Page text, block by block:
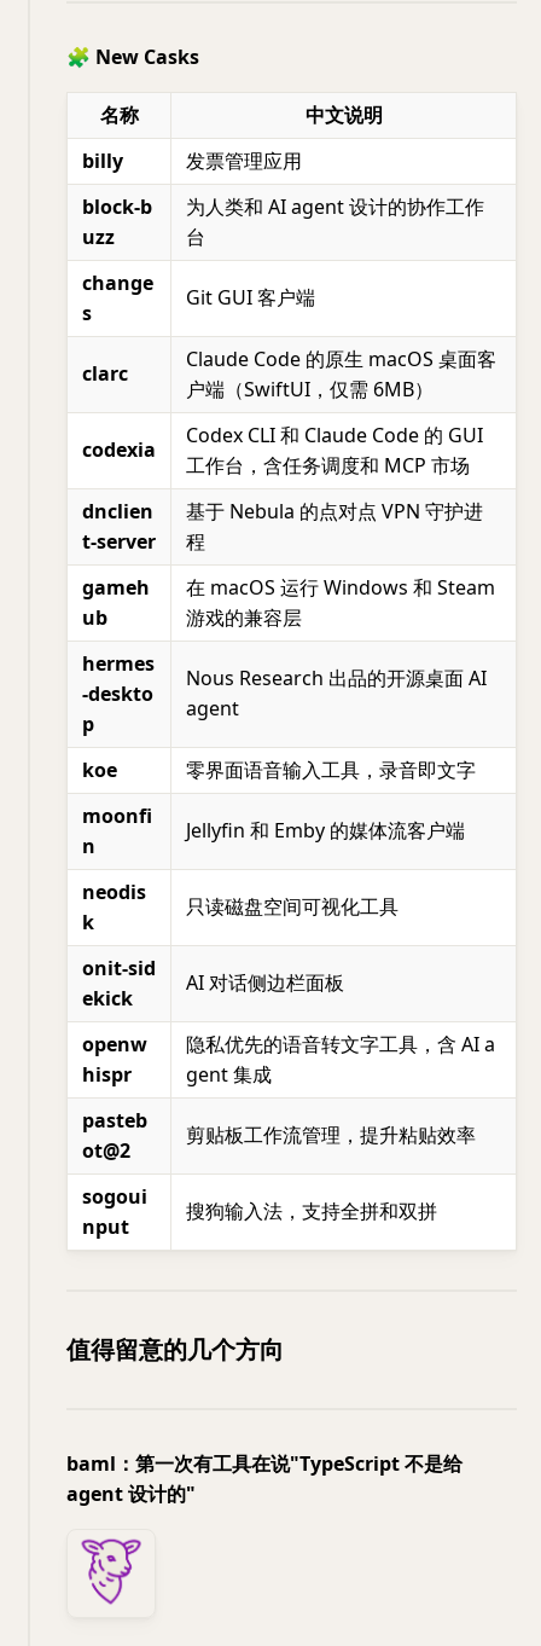
🧩 New Casks
名称
中文说明
billy
发票管理应用
block-b
uzz
为人类和 AI agent 设计的协作工作
台
change
s
Git GUI 客户端
clarc
Claude Code 的原生 macOS 桌面客
户端（SwiftUI，仅需 6MB）
codexia
Codex CLI 和 Claude Code 的 GUI
工作台，含任务调度和 MCP 市场
dnclien
t-server
基于 Nebula 的点对点 VPN 守护进
程
gameh
ub
在 macOS 运行 Windows 和 Steam
游戏的兼容层
hermes
-deskto
p
Nous Research 出品的开源桌面 AI
agent
koe
零界面语音输入工具，录音即文字
moonfi
n
Jellyfin 和 Emby 的媒体流客户端
neodis
k
只读磁盘空间可视化工具
onit-sid
ekick
AI 对话侧边栏面板
openw
hispr
隐私优先的语音转文字工具，含 AI a
gent 集成
pasteb
ot@2
剪贴板工作流管理，提升粘贴效率
sogoui
nput
搜狗输入法，支持全拼和双拼
值得留意的几个方向
baml：第一次有工具在说"TypeScript 不是给
agent 设计的"